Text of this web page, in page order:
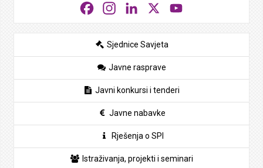
FacebookInstagramLinkedIn
Sjednice Savjeta
Javne rasprave
Javni konkursi i tenderi
Javne nabavke
Rješenja o SPI
Istraživanja, projekti i seminari